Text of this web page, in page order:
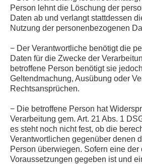
Person lehnt die Löschung der
Daten ab und verlangt stattdessen
Nutzung der personenbezogenen
− Der Verantwortliche benötigt die
Daten für die Zwecke der
betroffene Person benötigt sie
Geltendmachung, Ausübung oder
Rechtsansprüchen.
− Die betroffene Person hat
Verarbeitung gem. Art. 21 Abs. 1
es steht noch nicht fest, ob die
Verantwortlichen gegenüber denen
Person überwiegen. Sofern eine der
Voraussetzungen gegeben ist und